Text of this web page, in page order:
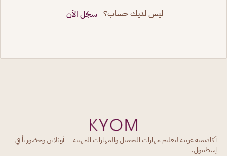
ليس لديك حساب؟ سجّل الآن
أكاديمية عربية لتعليم مهارات التجميل والمهارات المهنية — أونلاين وحضورياً في
إسطنبول.